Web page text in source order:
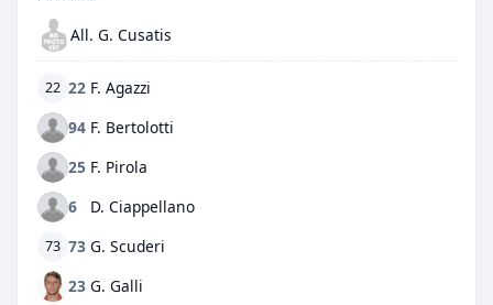
All. G. Cusatis
22 22 F. Agazzi
94 F. Bertolotti
25 F. Pirola
6
D. Ciappellano
73 73 G. Scuderi
23 G. Galli